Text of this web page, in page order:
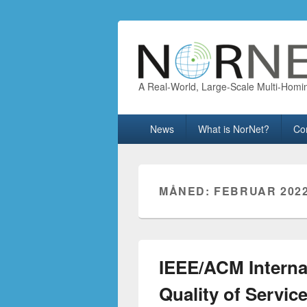
A Real-World, Large-Scale Multi-
News What is NorNet?
MÅNED: FEBRUAR
IEEE/ACM
Quality of